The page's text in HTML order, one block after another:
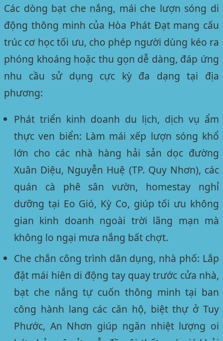
Các dòng bạt che nắng, mái che lượn sóng di
động thông minh của Hòa Phát Đạt mang cấu
trúc cơ học tối ưu, cho phép người dùng kéo ra
phóng khoáng hoặc thu gọn dễ dàng, đáp ứng
nhu cầu sử dụng cực kỳ đa dạng tại địa
phương:
Phát triển kinh doanh du lịch, dịch vụ ẩm
thực ven biển: Làm mái xếp lượn sóng khổ
lớn cho các nhà hàng hải sản dọc đường
Xuân Diệu, Nguyễn Huệ (TP. Quy Nhơn), các
quán cà phê sân vườn, homestay nghỉ
dưỡng tại Eo Gió, Kỳ Co, giúp tối ưu không
gian kinh doanh ngoài trời lãng mạn mà
không lo ngại mưa nắng bất chợt.
Che chắn công trình dân dụng, nhà phố: Lắp
đặt mái hiên di động tay quay trước cửa nhà,
bạt che nắng tự cuốn thông minh tại ban
công hành lang các căn hộ, biệt thự ở Tuy
Phước, An Nhơn giúp ngăn nhiệt lượng oi